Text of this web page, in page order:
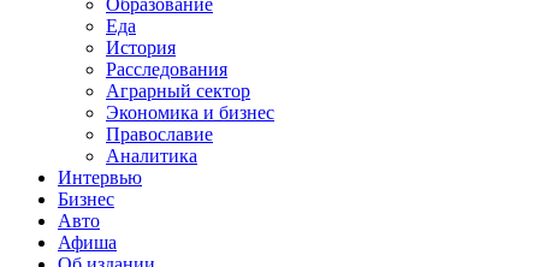
Образование
Еда
История
Расследования
Аграрный сектор
Экономика и бизнес
Православие
Аналитика
Интервью
Бизнес
Авто
Афиша